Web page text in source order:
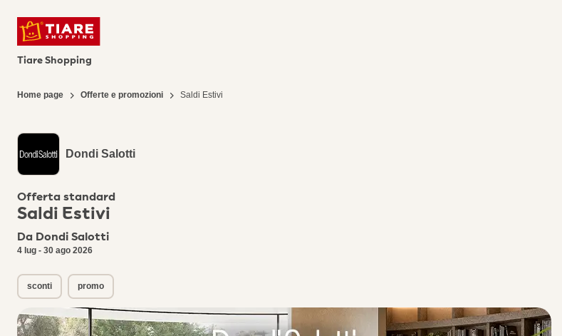
Tiare Shopping
Home page Offerte e promozioni Saldi Estivi
Dondi Salotti
Offerta standard
Saldi Estivi
Da Dondi Salotti
4 lug - 30 ago 2026
sconti promo